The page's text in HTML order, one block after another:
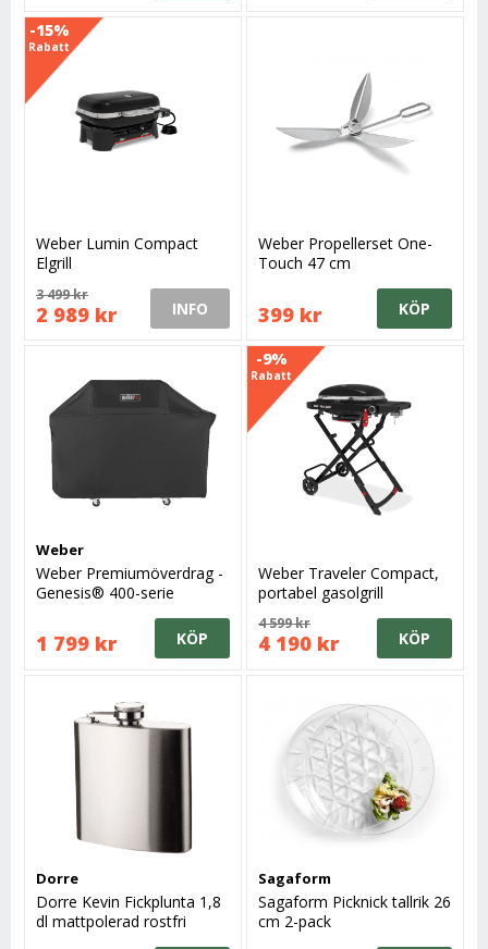
-15%
Rabatt
Weber Lumin Compact
Elgrill
3 499 kr
2 989 kr INFO
Weber Propellerset One-
Touch 47 cm
399 kr KÖP
Weber
Weber Premiumöverdrag -
Genesis® 400-serie
1 799 kr KÖP
-9%
Rabatt
Weber Traveler Compact,
portabel gasolgrill
4 599 kr
4 190 kr KÖP
Dorre
Dorre Kevin Fickplunta 1,8
dl mattpolerad rostfri
Sagaform
Sagaform Picknick tallrik 26
cm 2-pack